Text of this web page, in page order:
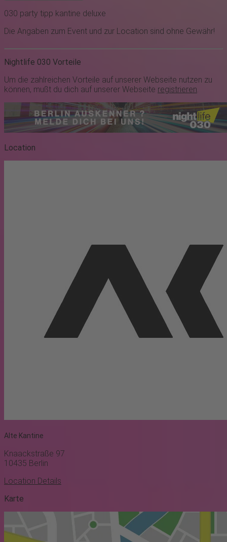
030 party tipp kantine deluxe
Die Angaben zum Event und zur Location sind ohne Gewähr!
Nightlife 030 Vorteile
Um die zahlreichen Vorteile auf unserer Webseite nutzen zu
können, mußt du dich auf unserer Webseite registrieren.
Location
Alte Kantine
Knaackstraße 97
10435 Berlin
Location Details
Karte